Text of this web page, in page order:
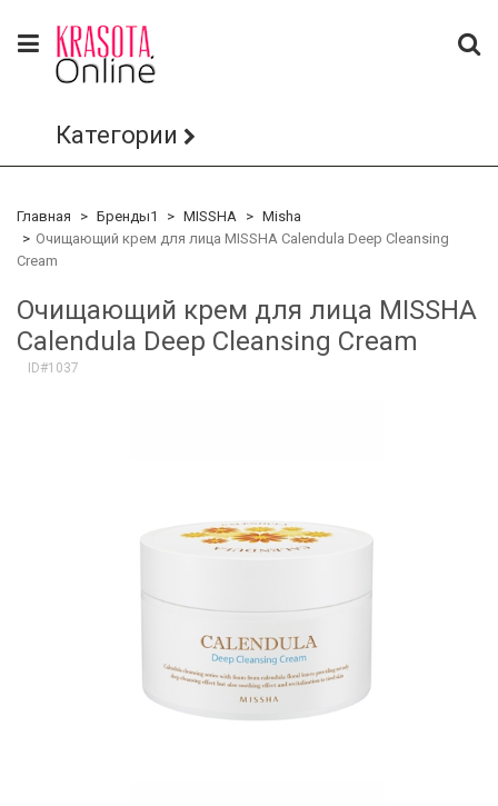
Категории
Главная Бренды1 MISSHA
Misha
Очищающий крем для лица MISSHA Calendula Deep Cleansing
Cream
Очищающий крем для лица MISSHA
Calendula Deep Cleansing Cream
ID#1037